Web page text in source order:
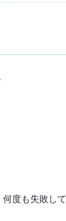
度も失敗して